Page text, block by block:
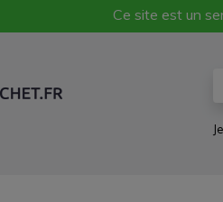
Ce site est un